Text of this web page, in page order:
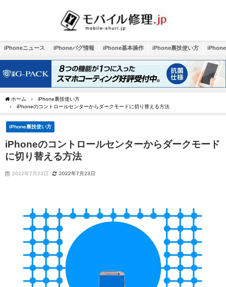
iPhoneニュース iPhoneバグ情報 iPhone基本操作 iPhone裏技使い方
ホーム
iPhone裏技使い方
iPhoneのコントロールセンターからダークモードに切り替える方法
iPhone裏技使い方
iPhoneのコントロールセンターからダークモード
に切り替える方法
2022年7月23日 2022年7月23日